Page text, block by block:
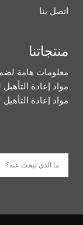
اتصل بنا
منتجاتنا
معلومات هامة
مواد إعادة
مواد إعادة
ما الذي تبحث عنه؟